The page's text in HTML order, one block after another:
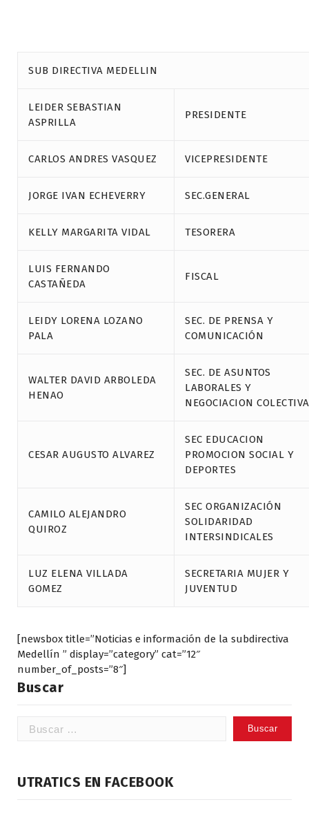
SUB DIRECTIVA MEDELLIN
LEIDER SEBASTIAN
ASPRILLA
PRESIDENTE
CARLOS ANDRES VASQUEZ VICEPRESIDENTE
JORGE IVAN ECHEVERRY SEC.GENERAL
KELLY MARGARITA VIDAL TESORERA
LUIS FERNANDO
CASTAÑEDA
FISCAL
LEIDY LORENA LOZANO
PALA
SEC. DE PRENSA Y
COMUNICACIÓN
WALTER DAVID ARBOLEDA
HENAO
SEC. DE ASUNTOS
LABORALES Y
NEGOCIACION COLECTIVA
CESAR AUGUSTO ALVAREZ
SEC EDUCACION
PROMOCION SOCIAL Y
DEPORTES
CAMILO ALEJANDRO
QUIROZ
SEC ORGANIZACIÓN
SOLIDARIDAD
INTERSINDICALES
LUZ ELENA VILLADA
GOMEZ
SECRETARIA MUJER Y
JUVENTUD
[newsbox title=”Noticias e información de la subdirectiva
Medellín ” display=”category” cat=”12″
number_of_posts=”8″]
Buscar
Buscar:
UTRATICS EN FACEBOOK